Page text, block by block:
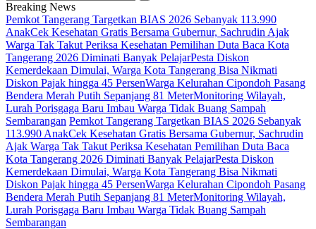
Breaking News
Pemkot Tangerang Targetkan BIAS 2026 Sebanyak 113.990
AnakCek Kesehatan Gratis Bersama Gubernur, Sachrudin Ajak
Warga Tak Takut Periksa Kesehatan Pemilihan Duta Baca Kota
Tangerang 2026 Diminati Banyak PelajarPesta Diskon
Kemerdekaan Dimulai, Warga Kota Tangerang Bisa Nikmati
Diskon Pajak hingga 45 PersenWarga Kelurahan Cipondoh Pasang
Bendera Merah Putih Sepanjang 81 MeterMonitoring Wilayah,
Lurah Porisgaga Baru Imbau Warga Tidak Buang Sampah
Sembarangan Pemkot Tangerang Targetkan BIAS 2026 Sebanyak
113.990 AnakCek Kesehatan Gratis Bersama Gubernur, Sachrudin
Ajak Warga Tak Takut Periksa Kesehatan Pemilihan Duta Baca
Kota Tangerang 2026 Diminati Banyak PelajarPesta Diskon
Kemerdekaan Dimulai, Warga Kota Tangerang Bisa Nikmati
Diskon Pajak hingga 45 PersenWarga Kelurahan Cipondoh Pasang
Bendera Merah Putih Sepanjang 81 MeterMonitoring Wilayah,
Lurah Porisgaga Baru Imbau Warga Tidak Buang Sampah
Sembarangan